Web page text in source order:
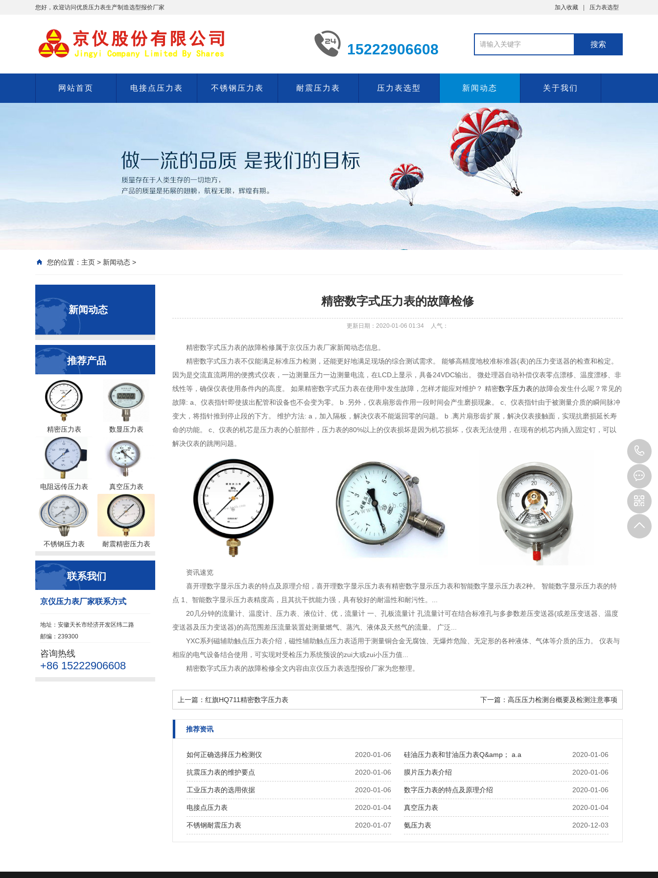
您好，欢迎访问优质压力表生产制造选型报价厂家 加入收藏 压力表选型
15222906608
网站首页 电接点压力表 不锈钢压力表 耐震压力表 压力表选型 新闻动态 关于我们
您的位置： 主页 > 新闻动态 >
新闻动态
推荐产品
精密压力表 数显压力表
电阻远传压力表 真空压力表
不锈钢压力表 耐震精密压力表
联系我们
京仪压力表厂家联系方式
地址：安徽天长市经济开发区纬二路
邮编：239300
咨询热线
+86 15222906608
精密数字式压力表的故障检修
更新日期：2020-01-06 01:34 人气：
精密数字式压力表的故障检修属于京仪压力表厂家新闻动态信息。
精密数字式压力表不仅能满足标准压力检测，还能更好地满足现场的综合测试需求。 能够高精度地校准标准器(表)的压力变送器的检查和检定。
因为是交流直流两用的便携式仪表，一边测量压力一边测量电流，在LCD上显示，具备24VDC输出。 微处理器自动补偿仪表零点漂移、温度漂移、非
线性等，确保仪表使用条件内的高度。 如果精密数字式压力表在使用中发生故障，怎样才能应对维护？ 精密数字压力表的故障会发生什么呢？常见的
故障: a、仪表指针即使拔出配管和设备也不会变为零。 b .另外，仪表扇形齿作用一段时间会产生磨损现象。 c、仪表指针由于被测量介质的瞬间脉冲
变大，将指针推到停止段的下方。 维护方法: a，加入隔板，解决仪表不能返回零的问题。 b .离片扇形齿扩展，解决仪表接触面，实现抗磨损延长寿
命的功能。 c、仪表的机芯是压力表的心脏部件，压力表的80%以上的仪表损坏是因为机芯损坏，仪表无法使用，在现有的机芯内插入固定钉，可以
解决仪表的跳闸问题。
资讯速览
喜开理数字显示压力表的特点及原理介绍 ，喜开理数字显示压力表有精密数字显示压力表和智能数字显示压力表2种。 智能数字显示压力表的特
点 1、智能数字显示压力表精度高，且其抗干扰能力强，具有较好的耐温性和耐污性。...
20几分钟的流量计、温度计、压力表、液位计、优 ，流量计 一、孔板流量计 孔流量计可在结合标准孔与多参数差压变送器(或差压变送器、温度
变送器及压力变送器)的高范围差压流量装置处测量燃气、蒸汽、液体及天然气的流量。 广泛...
YXC系列磁辅助触点压力表介绍 ，磁性辅助触点压力表适用于测量铜合金无腐蚀、无爆炸危险、无定形的各种液体、气体等介质的压力。 仪表与
相应的电气设备结合使用，可实现对受检压力系统预设的zui大或zui小压力值...
精密数字式压力表的故障检修全文内容由京仪压力表选型报价厂家为您整理。
上一篇： 红旗HQ711精密数字压力表 下一篇： 高压压力检测台概要及检测注意事项
推荐资讯
2020-01-06
如何正确选择压力检测仪 2020-01-06
硅油压力表和甘油压力表Q&amp； a.a
2020-01-06
抗震压力表的维护要点 2020-01-06
膜片压力表介绍
2020-01-06
工业压力表的选用依据 2020-01-06
数字压力表的特点及原理介绍
2020-01-04
电接点压力表 2020-01-04
真空压力表
2020-01-07
不锈钢耐震压力表 2020-12-03
氨压力表